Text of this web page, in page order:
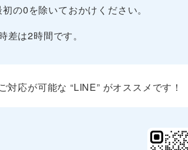
の0を除いておかけください。
差は2時間です。
応が可能な “LINE” がオススメです！